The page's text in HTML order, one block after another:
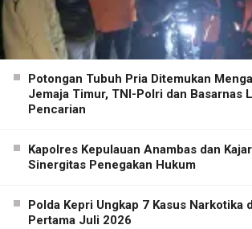
Potongan Tubuh Pria Ditemukan
Jemaja Timur, TNI-Polri dan Basarnas
Pencarian
Kapolres Kepulauan Anambas dan
Sinergitas Penegakan Hukum
Polda Kepri Ungkap 7 Kasus Narkotika
Pertama Juli 2026